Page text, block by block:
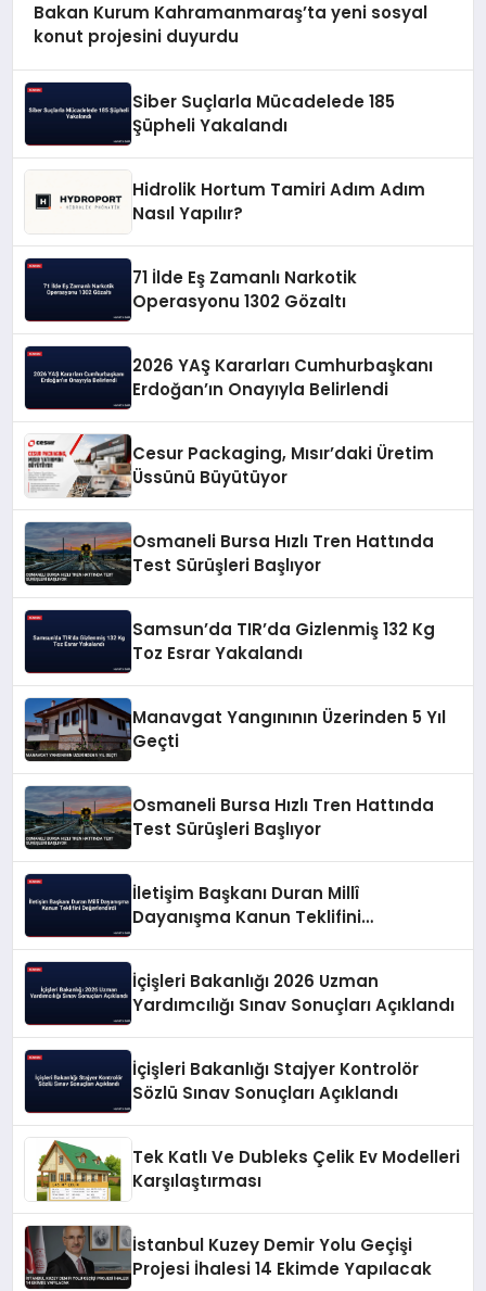
Bakan Kurum Kahramanmaraş’ta yeni sosyal
konut projesini duyurdu
Siber Suçlarla Mücadelede 185
Şüpheli Yakalandı
Hidrolik Hortum Tamiri Adım Adım
Nasıl Yapılır?
71 İlde Eş Zamanlı Narkotik
Operasyonu 1302 Gözaltı
2026 YAŞ Kararları Cumhurbaşkanı
Erdoğan’ın Onayıyla Belirlendi
Cesur Packaging, Mısır’daki Üretim
Üssünü Büyütüyor
Osmaneli Bursa Hızlı Tren Hattında
Test Sürüşleri Başlıyor
Samsun’da TIR’da Gizlenmiş 132 Kg
Toz Esrar Yakalandı
Manavgat Yangınının Üzerinden 5 Yıl
Geçti
Osmaneli Bursa Hızlı Tren Hattında
Test Sürüşleri Başlıyor
İletişim Başkanı Duran Millî
Dayanışma Kanun Teklifini
İçişleri Bakanlığı 2026 Uzman
Yardımcılığı Sınav Sonuçları Açıklandı
İçişleri Bakanlığı Stajyer Kontrolör
Sözlü Sınav Sonuçları Açıklandı
Tek Katlı Ve Dubleks Çelik Ev Modelleri
Karşılaştırması
İstanbul Kuzey Demir Yolu Geçişi
Projesi İhalesi 14 Ekimde Yapılacak